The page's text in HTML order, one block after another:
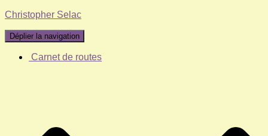
Christopher Selac
Déplier la navigation
Carnet de routes